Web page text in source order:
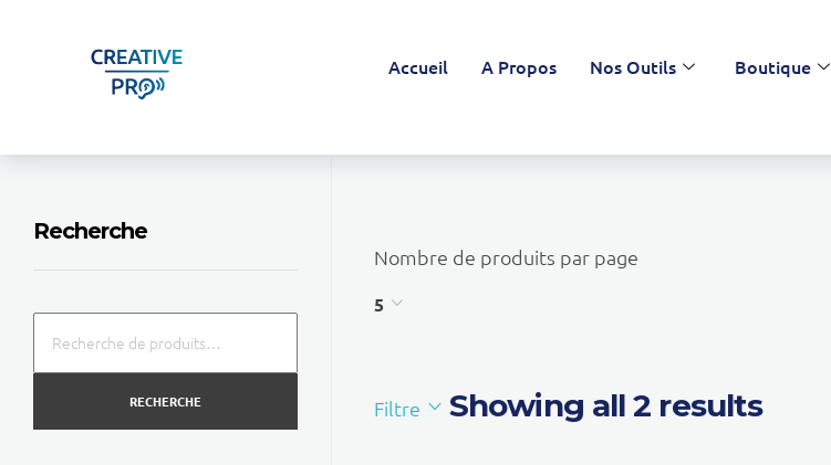
Accueil A Propos Nos Outils Boutique
Nombre de produits par page
5
Filtre Showing all 2 results
Recherche
RECHERCHE